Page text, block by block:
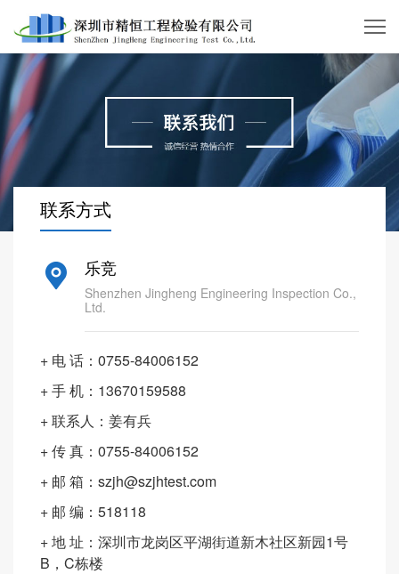
联系方式
乐竞
Shenzhen Jingheng Engineering Inspection Co.,
Ltd.
+ 电 话：0755-84006152
+ 手 机：13670159588
+ 联系人：姜有兵
+ 传 真：0755-84006152
+ 邮 箱：szjh@szjhtest.com
+ 邮 编：518118
+ 地 址：深圳市龙岗区平湖街道新木社区新园1号
B，C栋楼